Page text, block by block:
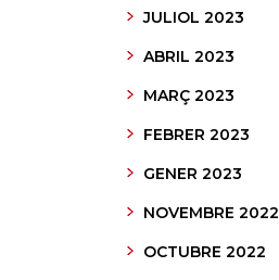
JULIOL 2023
ABRIL 2023
MARÇ 2023
FEBRER 2023
GENER 2023
NOVEMBRE 2022
OCTUBRE 2022